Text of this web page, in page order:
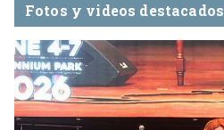
Fotos y videos destacados